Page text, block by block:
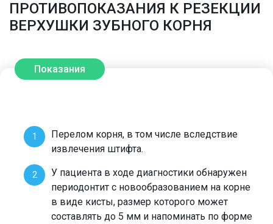
ПРОТИВОПОКАЗАНИЯ К РЕЗЕКЦИИ
ВЕРХУШКИ ЗУБНОГО КОРНЯ
Показания
Перелом корня, в том числе вследствие
извлечения штифта.
У пациента в ходе диагностики обнаружен
периодонтит с новообразованием на корне
в виде кисты, размер которого может
составлять до 5 мм и напоминать по форме